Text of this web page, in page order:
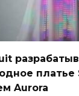
платье
Aurora